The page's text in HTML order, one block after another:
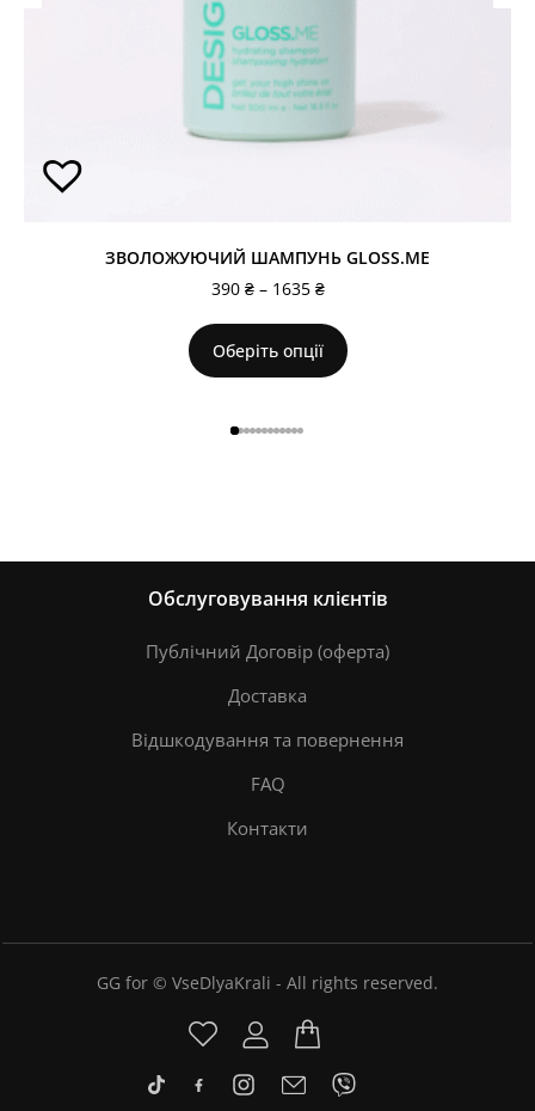
ЗВОЛОЖУЮЧИЙ ШАМПУНЬ GLOSS.ME
390 ₴ – 1635 ₴
Оберіть опції
Обслуговування клієнтів
Публічний Договір (оферта)
Доставка
Відшкодування та повернення
FAQ
Контакти
GG for © VseDlyaKrali - All rights reserved.